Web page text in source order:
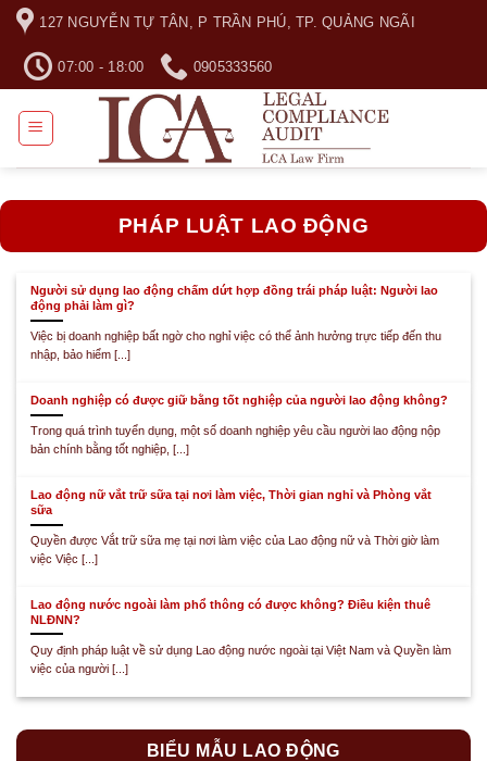
Skip
content
127 NGUYỄN TỰ TÂN, P TRẦN PHÚ, TP. QUẢNG NGÃI
07:00 - 18:00 0905333560
PHÁP LUẬT LAO ĐỘNG
Người sử dụng lao động chấm dứt hợp đồng trái pháp luật: Người lao
động phải làm gì?
Việc bị doanh nghiệp bất ngờ cho nghỉ việc có thể ảnh hưởng trực tiếp đến thu
nhập, bảo hiểm [...]
Doanh nghiệp có được giữ bằng tốt nghiệp của người lao động không?
Trong quá trình tuyển dụng, một số doanh nghiệp yêu cầu người lao động nộp
bản chính bằng tốt nghiệp, [...]
Lao động nữ vắt trữ sữa tại nơi làm việc, Thời gian nghỉ và Phòng vắt
sữa
Quyền được Vắt trữ sữa mẹ tại nơi làm việc của Lao động nữ và Thời giờ làm
việc Việc [...]
Lao động nước ngoài làm phổ thông có được không? Điều kiện thuê
NLĐNN?
Quy định pháp luật về sử dụng Lao động nước ngoài tại Việt Nam và Quyền làm
việc của người [...]
BIỂU MẪU LAO ĐỘNG